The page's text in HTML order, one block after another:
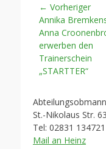
← Vorheriger
Vorheriger
Beitrag:
Annika
Anna
erwerben den
Trainerschein
„STARTTER“
St.-Nikolaus Str.
Tel: 02831 134721
Mail an Heinz